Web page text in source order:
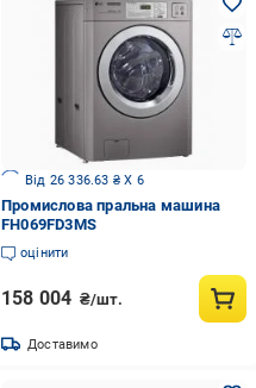
Від 26 336.63 ₴ X 6
Промислова пральна машина
FH069FD3MS
оцінити
158 004 ₴/шт.
Доставимо